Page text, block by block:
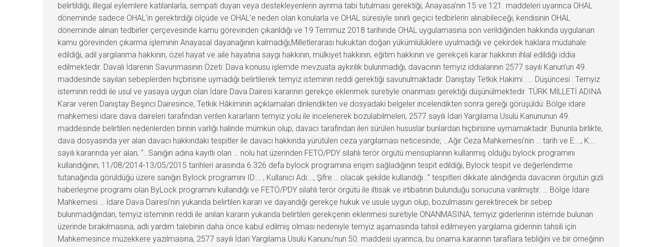
belirtildiği, illegal eylemlere katılanlarla, sempati duyan veya destekleyenlerin ayrıma tabi tutulması gerektiği, Anayasa’nın 15 ve 121. maddeleri uyarınca OHAL
döneminde sadece OHAL’in gerektirdiği ölçüde ve OHAL’e neden olan konularla ve OHAL süresiyle sınırlı geçici tedbirlerin alınabileceği, kendisinin OHAL
döneminde alınan tedbirler çerçevesinde kamu görevinden çıkarıldığı ve 19 Temmuz 2018 tarihinde OHAL uygulamasına son verildiğinden hakkında uygulanan
kamu görevinden çıkarma işleminin Anayasal dayanağının kalmadığı,Milletlerarası hukuktan doğan yükümlülüklere uyulmadığı ve çekirdek haklara müdahale
edildiği, adil yargılanma hakkının, özel hayat ve aile hayatına saygı hakkının, mülkiyet hakkının, eğitim hakkının ve gerekçeli karar hakkının ihlal edildiği iddia
edilmektedir. Davalı İdarenin Savunmasının Özeti: Dava konusu işlemde mevzuata aykırılık bulunmadığı, davacının temyiz iddialarının 2577 sayılı Kanun’un 49.
maddesinde sayılan sebeplerden hiçbirisine uymadığı belirtilerek temyiz isteminin reddi gerektiği savunulmaktadır. Danıştay Tetkik Hakimi : … Düşüncesi : Temyiz
isteminin reddi ile usul ve yasaya uygun olan İdare Dava Dairesi kararının gerekçe eklenmek suretiyle onanması gerektiği düşünülmektedir. TÜRK MİLLETİ ADINA
Karar veren Danıştay Beşinci Dairesince, Tetkik Hâkiminin açıklamaları dinlendikten ve dosyadaki belgeler incelendikten sonra gereği görüşüldü: Bölge idare
mahkemesi idare dava daireleri tarafından verilen kararların temyiz yolu ile incelenerek bozulabilmeleri, 2577 sayılı İdari Yargılama Usulü Kanununun 49.
maddesinde belirtilen nedenlerden birinin varlığı halinde mümkün olup, davacı tarafından ileri sürülen hususlar bunlardan hiçbirisine uymamaktadır. Bununla birlikte,
dava dosyasında yer alan davacı hakkındaki tespitler ile davacı hakkında yürütülen ceza yargılaması neticesinde; …Ağır Ceza Mahkemesi’nin … tarih ve E:…, K:…
sayılı kararında yer alan; “…Sanığın adına kayıtlı olan … nolu hat üzerinden FETÖ/PDY silahlı terör örgütü mensuplarının kullanmış olduğu bylock programını
kullandığının, 11/08/2014-13/05/2015 tarihleri arasında 6.326 defa bylock programına erişim sağladığının tespit edildiği, Bylock tespit ve değerlendirme
tutanağında görüldüğü üzere sanığın Bylock programını ID:… , Kullanıcı Adı:…, Şifre:… olacak şekilde kullandığı…” tespitleri dikkate alındığında davacının örgütün gizli
haberleşme programı olan ByLock programını kullandığı ve FETÖ/PDY silahlı terör örgütü ile iltisak ve irtibatının bulunduğu sonucuna varılmıştır. … Bölge İdare
Mahkemesi … İdare Dava Dairesi’nin yukarıda belirtilen kararı ve dayandığı gerekçe hukuk ve usule uygun olup, bozulmasını gerektirecek bir sebep
bulunmadığından, temyiz isteminin reddi ile anılan kararın yukarıda belirtilen gerekçenin eklenmesi suretiyle ONANMASINA, temyiz giderlerinin istemde bulunan
üzerinde bırakılmasına, adli yardım talebinin daha önce kabul edilmiş olması nedeniyle temyiz aşamasında tahsil edilmeyen yargılama giderinin tahsili için
Mahkemesince müzekkere yazılmasına, 2577 sayılı İdari Yargılama Usulü Kanunu’nun 50. maddesi uyarınca, bu onama kararının taraflara tebliğini ve bir örneğinin